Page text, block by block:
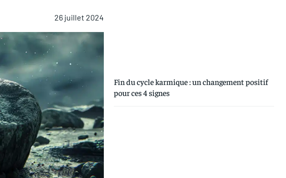
26 juillet 2024
Fin du cycle karmique : un changement positif
pour ces 4 signes